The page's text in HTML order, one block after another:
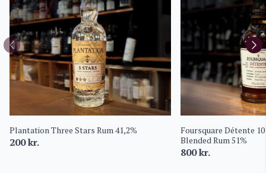
Plantation Three Stars Rum 41,2%
200kr.
Foursquare Détente
Blended Rum 51%
800kr.